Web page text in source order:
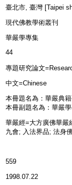
臺北市, 臺灣 [Taipei
現代佛教學術叢刊
華嚴學專集
44
專題研究論文
中文=Chinese
本冊題名為：華嚴典
本冊副題名為：華嚴
華嚴經=大方廣佛華
九會; 入法界品; 法身
559
1998.07.22